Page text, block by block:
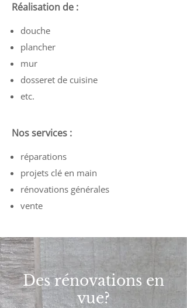
Réalisation de :
douche
plancher
mur
dosseret de cuisine
etc.
Nos services :
réparations
projets clé en main
rénovations générales
vente
Des rénovations en
vue?